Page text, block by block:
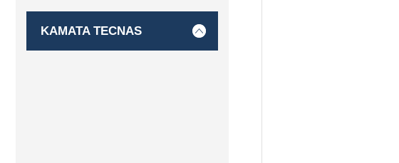
KAMATA TECNAS